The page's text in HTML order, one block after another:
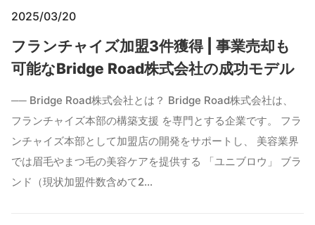
2025/03/20
フランチャイズ加盟3件獲得 | 事業売却も
可能なBridge Road株式会社の成功モデル
── Bridge Road株式会社とは？ Bridge Road株式会社は、
フランチャイズ本部の構築支援 を専門とする企業です。 フラ
ンチャイズ本部として加盟店の開発をサポートし、 美容業界
では眉毛やまつ毛の美容ケアを提供する 「ユニブロウ」 ブラ
ンド（現状加盟件数含めて2…